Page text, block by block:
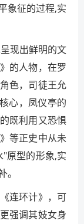
象征的过程,实
现出鲜明的文
的人物，在罗
色，司徒王允
心，凤仪亭的
既利用又恐惧
等正史中从未
原型的形象,实
连环计》，可
强调其妓女身